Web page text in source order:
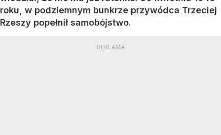
roku, w podziemnym bunkrze przywódca Trzeciej
Rzeszy popełnił samobójstwo.